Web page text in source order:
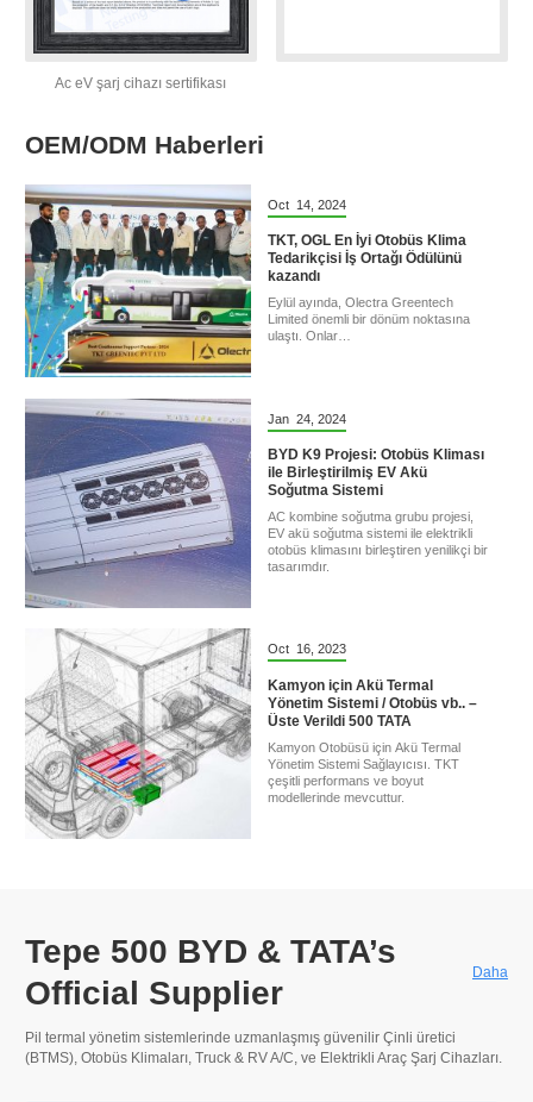
Ac eV şarj cihazı sertifikası
OEM/ODM Haberleri
Oct 14, 2024
TKT, OGL En İyi Otobüs Klima
Tedarikçisi İş Ortağı Ödülünü
kazandı
Eylül ayında, Olectra Greentech
Limited önemli bir dönüm noktasına
ulaştı. Onlar…
Jan 24, 2024
BYD K9 Projesi: Otobüs Kliması
ile Birleştirilmiş EV Akü
Soğutma Sistemi
AC kombine soğutma grubu projesi,
EV akü soğutma sistemi ile elektrikli
otobüs klimasını birleştiren yenilikçi bir
tasarımdır.
Oct 16, 2023
Kamyon için Akü Termal
Yönetim Sistemi / Otobüs vb.. –
Üste Verildi 500 TATA
Kamyon Otobüsü için Akü Termal
Yönetim Sistemi Sağlayıcısı. TKT
çeşitli performans ve boyut
modellerinde mevcuttur.
Tepe 500 BYD & TATA’s
Official Supplier
Daha
Pil termal yönetim sistemlerinde uzmanlaşmış güvenilir Çinli üretici
(BTMS), Otobüs Klimaları, Truck & RV A/C , ve Elektrikli Araç Şarj Cihazları.